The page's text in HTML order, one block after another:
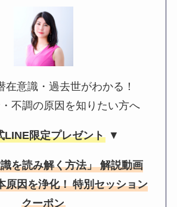
在意識・過去世がわかる！
不調の原因を知りたい方へ
LINE限定プレゼント▼
を読み解く方法」 解説動画
原因を浄化！ 特別セッション
クーポン